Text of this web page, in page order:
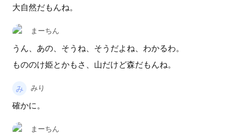
大自然だもんね。
まーちん
うん、あの、そうね、そうだよね、わかるわ。
もののけ姫とかもさ、山だけど森だもんね。
みり
確かに。
まーちん